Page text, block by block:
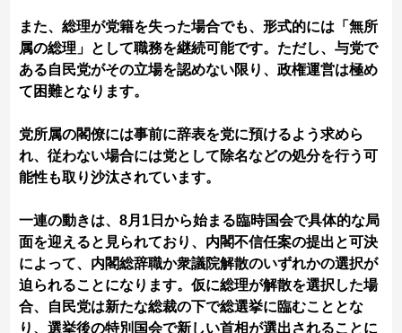
また、総理が党籍を失った場合でも、形式的には「無所
属の総理」として職務を継続可能です。ただし、与党で
ある自民党がその立場を認めない限り、政権運営は極め
て困難となります。
党所属の閣僚には事前に辞表を党に預けるよう求めら
れ、従わない場合には党として除名などの処分を行う可
能性も取り沙汰されています。
一連の動きは、8月1日から始まる臨時国会で具体的な局
面を迎えると見られており、内閣不信任案の提出と可決
によって、内閣総辞職か衆議院解散のいずれかの選択が
迫られることになります。仮に総理が解散を選択した場
合、自民党は新たな総裁の下で総選挙に臨むこととな
り、選挙後の特別国会で新しい首相が選出されることに